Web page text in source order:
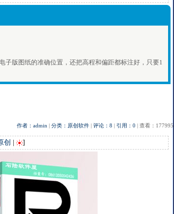
子版图纸的准确位置，还把高程和偏距都标注好，只要1
作者：admin | 分类：原创软件 | 评论：8 | 引用：0 | 查看：177995
创 ]